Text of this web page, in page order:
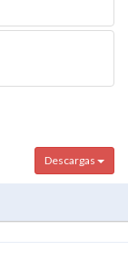
Descargas